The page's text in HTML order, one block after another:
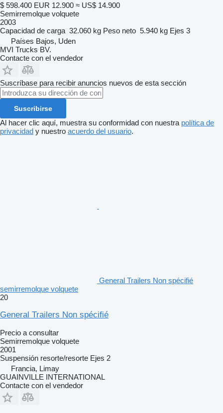
$ 598.400 EUR 12.900 ≈ US$ 14.900
Semirremolque volquete
2003
Capacidad de carga 32.060 kg Peso neto 5.940 kg Ejes 3
Países Bajos, Uden
MVI Trucks BV.
Contacte con el vendedor
Suscríbase para recibir anuncios nuevos de esta sección
Suscribirse
Al hacer clic aquí, muestra su conformidad con nuestra política de
privacidad y nuestro acuerdo del usuario.
General Trailers Non spécifié
semirremolque volquete
20
General Trailers Non spécifié
Precio a consultar
Semirremolque volquete
2001
Suspensión resorte/resorte Ejes 2
Francia, Limay
GUAINVILLE INTERNATIONAL
Contacte con el vendedor